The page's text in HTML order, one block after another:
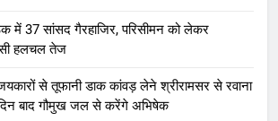
में 37 सांसद गैरहाजिर, परिसीमन को लेकर
हलचल तेज
से तूफानी डाक कांवड़ लेने श्रीरामसर से रवाना
बाद गौमुख जल से करेंगे अभिषेक